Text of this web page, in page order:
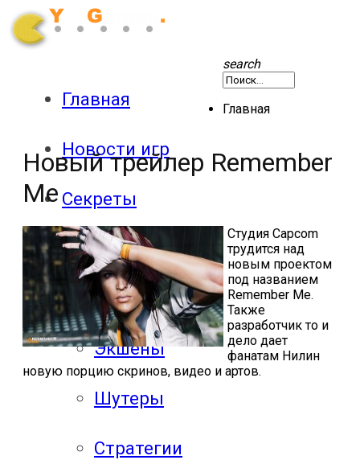
Главная
Новости игр
Секреты
Патчи
Обзоры
Экшены
Шутеры
Стратегии
search
Главная
Новый трейлер Remember
Me
Студия Capcom
трудится над
новым проектом
под названием
Remember Me.
Также
разработчик то и
дело дает
фанатам Нилин
новую порцию скринов, видео и артов.